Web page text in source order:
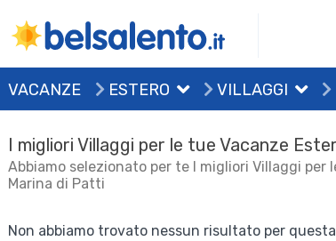
VACANZE ESTERO VILLAGGI
I migliori Villaggi per le tue Vacanze
Abbiamo selezionato per te I migliori Villaggi per
Marina di Patti
Non abbiamo trovato nessun risultato per